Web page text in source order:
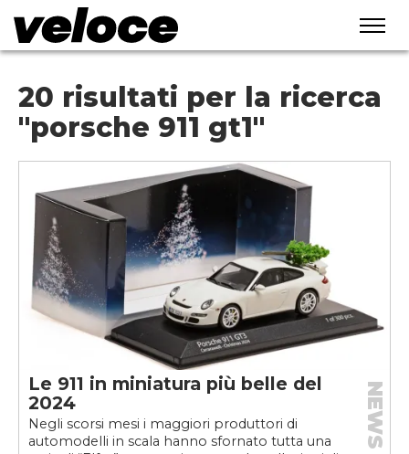
20 risultati per la ricerca
"porsche 911 gt1"
Le 911 in miniatura più belle del
2024
Negli scorsi mesi i maggiori produttori di
automodelli in scala hanno sfornato tutta una
NEWS